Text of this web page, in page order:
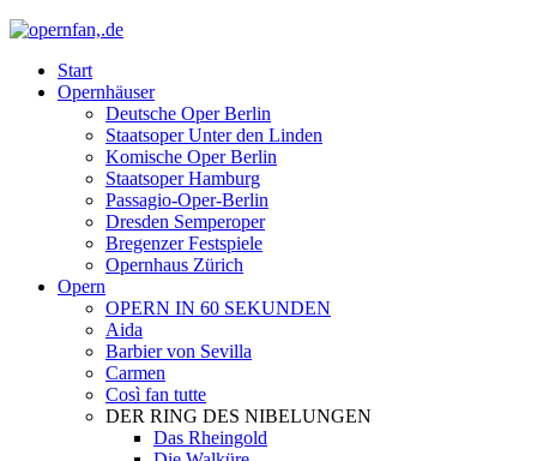
Start
Opernhäuser
Deutsche Oper Berlin
Staatsoper Unter den Linden
Komische Oper Berlin
Staatsoper Hamburg
Passagio-Oper-Berlin
Dresden Semperoper
Bregenzer Festspiele
Opernhaus Zürich
Opern
OPERN IN 60 SEKUNDEN
Aida
Barbier von Sevilla
Carmen
Così fan tutte
DER RING DES NIBELUNGEN
Das Rheingold